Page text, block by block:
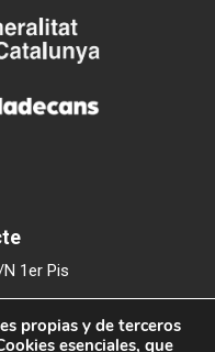
1er Pis
propias y de terceros
esenciales, que